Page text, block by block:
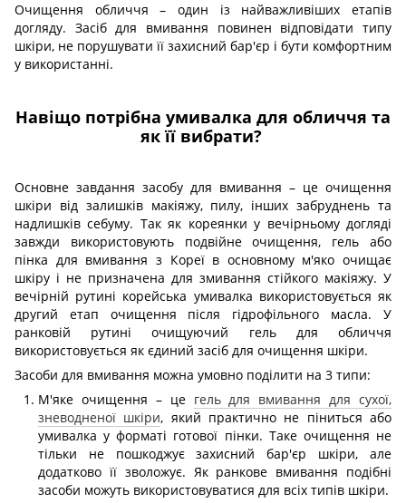
Очищення обличчя – один із найважливіших етапів
догляду. Засіб для вмивання повинен відповідати типу
шкіри, не порушувати її захисний бар'єр і бути комфортним
у використанні.
Навіщо потрібна умивалка для обличчя та
як її вибрати?
Основне завдання засобу для вмивання – це очищення
шкіри від залишків макіяжу, пилу, інших забруднень та
надлишків себуму. Так як кореянки у вечірньому догляді
завжди використовують подвійне очищення, гель або
пінка для вмивання з Кореї в основному м'яко очищає
шкіру і не призначена для змивання стійкого макіяжу. У
вечірній рутині корейська умивалка використовується як
другий етап очищення після гідрофільного масла. У
ранковій рутині очищуючий гель для обличчя
використовується як єдиний засіб для очищення шкіри.
Засоби для вмивання можна умовно поділити на 3 типи:
М'яке очищення – це гель для вмивання для сухої,
зневодненої шкіри, який практично не піниться або
умивалка у форматі готової пінки. Таке очищення не
тільки не пошкоджує захисний бар'єр шкіри, але
додатково її зволожує. Як ранкове вмивання подібні
засоби можуть використовуватися для всіх типів шкіри.